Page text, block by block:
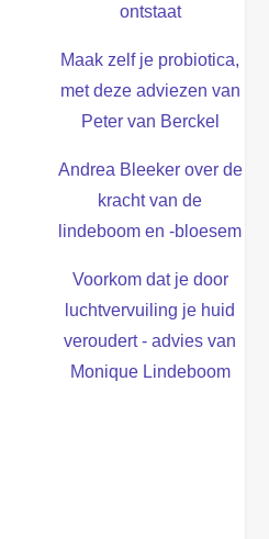
ontstaat
Maak zelf je probiotica,
met deze adviezen van
Peter van Berckel
Andrea Bleeker over de
kracht van de
lindeboom en -bloesem
Voorkom dat je door
luchtvervuiling je huid
veroudert - advies van
Monique Lindeboom